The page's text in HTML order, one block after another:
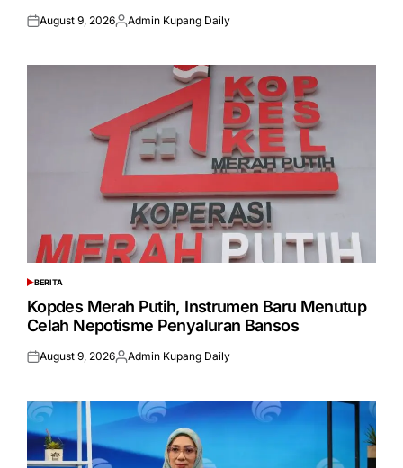
Posted
August 9, 2026Posted
Admin Kupang Daily
POSTED
IN
BERITA
Kopdes Merah Putih, Instrumen Baru Menutup
Celah Nepotisme Penyaluran Bansos
Posted
August 9, 2026Posted
Admin Kupang Daily